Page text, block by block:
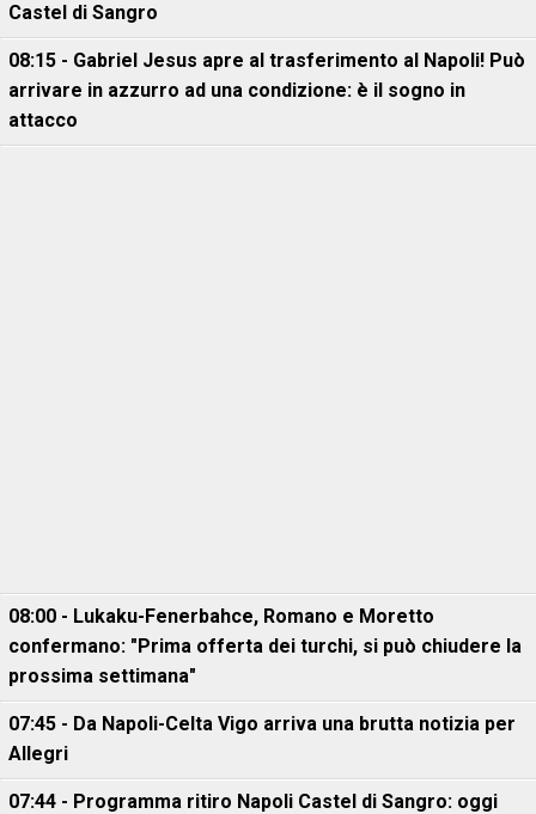
Castel di Sangro
08:15 - Gabriel Jesus apre al trasferimento al Napoli! Può
arrivare in azzurro ad una condizione: è il sogno in
attacco
08:00 - Lukaku-Fenerbahce, Romano e Moretto
confermano: "Prima offerta dei turchi, si può chiudere la
prossima settimana"
07:45 - Da Napoli-Celta Vigo arriva una brutta notizia per
Allegri
07:44 - Programma ritiro Napoli Castel di Sangro: oggi